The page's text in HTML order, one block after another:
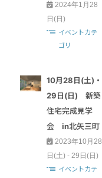
2024年1月28
日(日)
イベントカテ
ゴリ
10月28日(土)・
29日(日) 新築
住宅完成見学
会 in北矢三町
2023年10月28
日(土) - 29日(日)
イベントカテ